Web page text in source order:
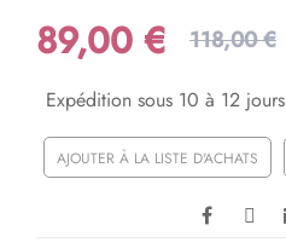
89,00 € 118,00 €
Expédition sous 10 à 12 jours
AJOUTER À LA LISTE D'ACHATS